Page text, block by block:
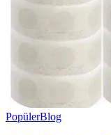
PopülerBlog